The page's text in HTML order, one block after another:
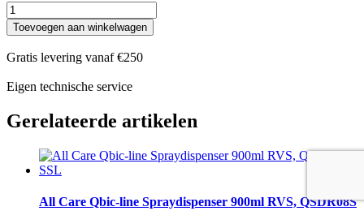
Deb
Desinfectiezuil
Chroom
t.b.v.
TouchFREE
Dispenser
aantal
Toevoegen aan winkelwagen
Gratis levering vanaf €250
Eigen technische service
Gerelateerde artikelen
All Care Qbic-line Spraydispenser 900ml RVS, QSDR08S